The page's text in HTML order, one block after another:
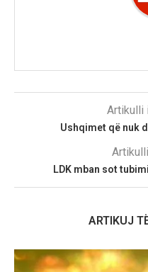
Artikulli
Ushqimet që nuk
LDK mban sot
ARTIKUJ